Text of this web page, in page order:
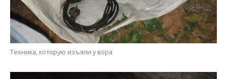
Техника, которую изъяли у вора